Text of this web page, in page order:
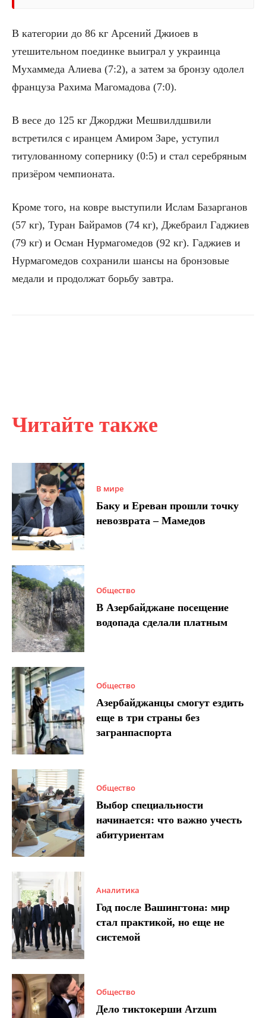
Читайте также
В мире
Баку и Ереван прошли точку
невозврата – Мамедов
Общество
В Азербайджане посещение
водопада сделали платным
Общество
Азербайджанцы смогут ездить
еще в три страны без
загранпаспорта
Общество
Выбор специальности
начинается: что важно учесть
абитуриентам
Аналитика
Год после Вашингтона: мир
стал практикой, но еще не
системой
Общество
Дело тиктокерши Arzum
В категории до 86 кг Арсений Джиоев в
утешительном поединке выиграл у украинца
Мухаммеда Алиева (7:2), а затем за бронзу одолел
француза Рахима Магомадова (7:0).
В весе до 125 кг Джорджи Мешвилдшвили
встретился с иранцем Амиром Заре, уступил
титулованному сопернику (0:5) и стал серебряным
призёром чемпионата.
Кроме того, на ковре выступили Ислам Базарганов
(57 кг), Туран Байрамов (74 кг), Джебраил Гаджиев
(79 кг) и Осман Нурмагомедов (92 кг). Гаджиев и
Нурмагомедов сохранили шансы на бронзовые
медали и продолжат борьбу завтра.